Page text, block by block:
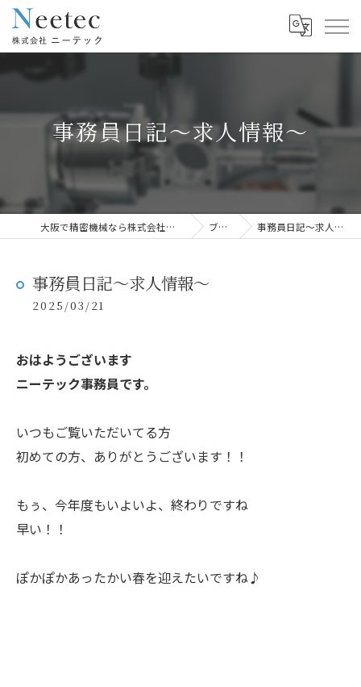
事務員日記〜求人情報〜
大阪で精密機械なら株式会社ニーテック ブログ 事務員日記〜求人情報〜
事務員日記〜求人情報〜
2025/03/21
おはようございます
ニーテック事務員です。
いつもご覧いただいてる方
初めての方、ありがとうございます！！
もぅ、今年度もいよいよ、終わりですね
早い！！
ぽかぽかあったかい春を迎えたいですね♪